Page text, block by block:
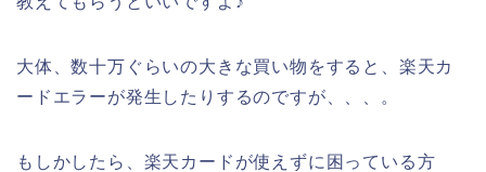
大体、数十万ぐらいの大きな買い物をすると、楽天カ
ードエラーが発生したりするのですが、、、。
もしかしたら、楽天カードが使えずに困っている方